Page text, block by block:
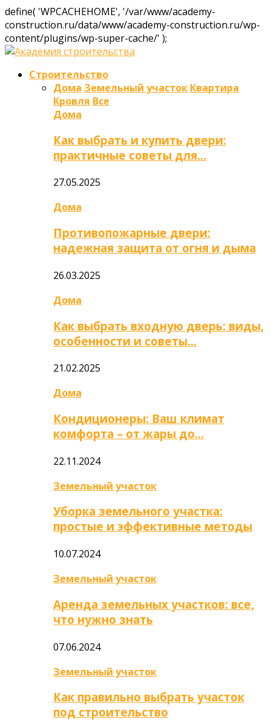
define( 'WPCACHEHOME', '/var/www/academy-
construction.ru/data/www/academy-construction.ru/wp-
content/plugins/wp-super-cache/' );
Строительство
Дома Земельный участок Квартира
Кровля Все
Дома
Как выбрать и купить двери:
практичные советы для…
27.05.2025
Дома
Противопожарные двери:
надежная защита от огня и дыма
26.03.2025
Дома
Как выбрать входную дверь: виды,
особенности и советы…
21.02.2025
Дома
Кондиционеры: Ваш климат
комфорта – от жары до…
22.11.2024
Земельный участок
Уборка земельного участка:
простые и эффективные методы
10.07.2024
Земельный участок
Аренда земельных участков: все,
что нужно знать
07.06.2024
Земельный участок
Как правильно выбрать участок
под строительство